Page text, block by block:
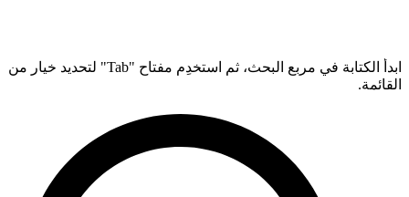
ابدأ الكتابة في مربع البحث، ثم استخدِم مفتاح "Tab" لتحديد خيار من
القائمة.